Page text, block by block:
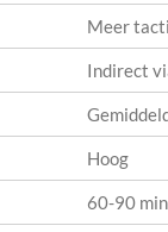
Meer
Indirect
Hoog
60-90